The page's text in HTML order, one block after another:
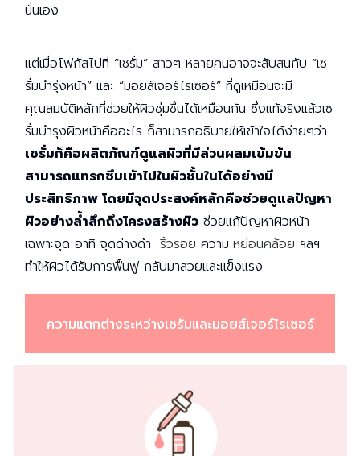
นั่นเอง
แต่เมื่อโฟกัสไปที่ “เซรั่ม” สาวๆ หลายคนอาจจะสับสนกับ “เซ
รั่มบำรุ่งหน้า” และ “มอยส์เจอร์ไรเซอร์” ที่ดูเหมือนจะมี
คุณสมบัติหลักที่ช่วยให้ผิวชุ่มชื้นได้เหมือนกัน ซึ่งแท้จริงแล้วเซ
รั่มบำรุงผิวหน้าคืออะไร ก็สามารถอธิบายให้เข้าใจได้ง่ายๆว่า
เซรั่มก็คือผลิตภัณฑ์ดูแลผิวที่มีส่วนผสมเข้มข้น
สามารถแทรกซึมเข้าไปในผิวชั้นในได้อย่างมี
ประสิทธิภาพ โดยมีจุดประสงค์หลักคือช่วยดูแลปัญหา
ผิวอย่างล้ำลึกถึงโครงสร้างผิว ช่วยแก้ปัญหาผิวหน้า
เฉพาะจุด อาทิ จุดด่างดำ ริ้วรอย ความ หย่อนคล้อย ฯลฯ
ทำให้ผิวได้รับการฟื้นฟู กลับมาสวยและแข็งแรง
ความแตกต่างระหว่างเซรั่มและมอยส์เจอร์ไรเซอร์